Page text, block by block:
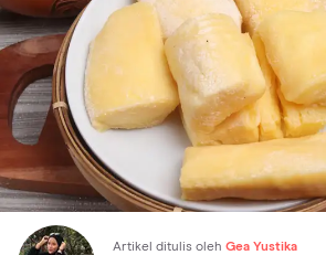
Artikel ditulis oleh Gea Yustika